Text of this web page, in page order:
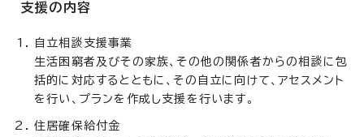
支援の内容
自立相談支援事業
生活困窮者及びその家族、その他の関係者からの相談に包
括的に対応するとともに、その自立に向けて、アセスメント
を行い、プランを作成し支援を行います。
住居確保給付金